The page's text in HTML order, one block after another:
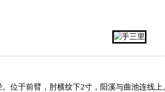
位于前臂，肘横纹下2寸，阳溪与曲池连线